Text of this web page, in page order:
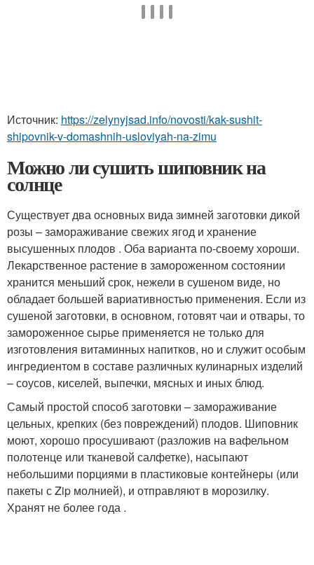
Источник: https://zelynyjsad.info/novosti/kak-sushit-
shipovnik-v-domashnih-usloviyah-na-zimu
Можно ли сушить шиповник на
солнце
Существует два основных вида зимней заготовки дикой
розы – замораживание свежих ягод и хранение
высушенных плодов . Оба варианта по-своему хороши.
Лекарственное растение в замороженном состоянии
хранится меньший срок, нежели в сушеном виде, но
обладает большей вариативностью применения. Если из
сушеной заготовки, в основном, готовят чаи и отвары, то
замороженное сырье применяется не только для
изготовления витаминных напитков, но и служит особым
ингредиентом в составе различных кулинарных изделий
– соусов, киселей, выпечки, мясных и иных блюд.
Самый простой способ заготовки – замораживание
цельных, крепких (без повреждений) плодов. Шиповник
моют, хорошо просушивают (разложив на вафельном
полотенце или тканевой салфетке), насыпают
небольшими порциями в пластиковые контейнеры (или
пакеты с Zip молнией), и отправляют в морозилку.
Хранят не более года .